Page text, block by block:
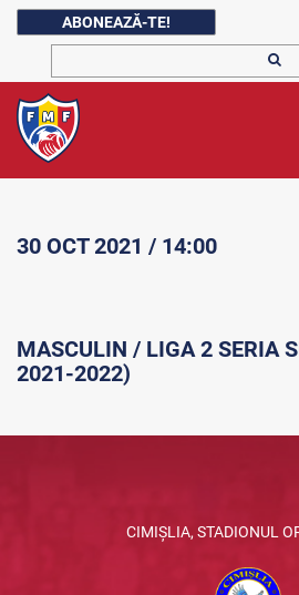
ABONEAZĂ-TE!
30 OCT 2021 / 14:00
MASCULIN / LIGA 2 SERIA
2021-2022)
CIMIȘLIA, STADIONUL